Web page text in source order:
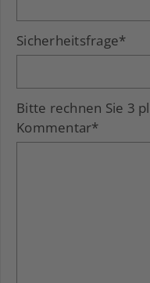
Sicherheitsfrage*
Bitte rechnen Sie 3
Kommentar*